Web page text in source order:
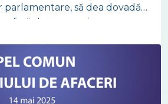
să dea dovadă
față de economia
guvern are de purtat negocieri
Europeană și cu agențiile de
încrederea în țara